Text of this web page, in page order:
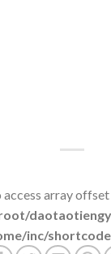
access array
inc/